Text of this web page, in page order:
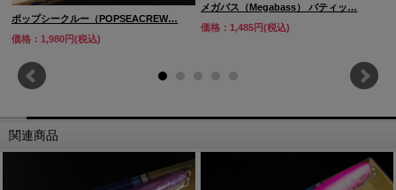
ポップシークルー（POPSEACREW…
価格：1,980円(税込)
メガバス（Megabass） バティッ…
価格：1,485円(税込)
関連商品